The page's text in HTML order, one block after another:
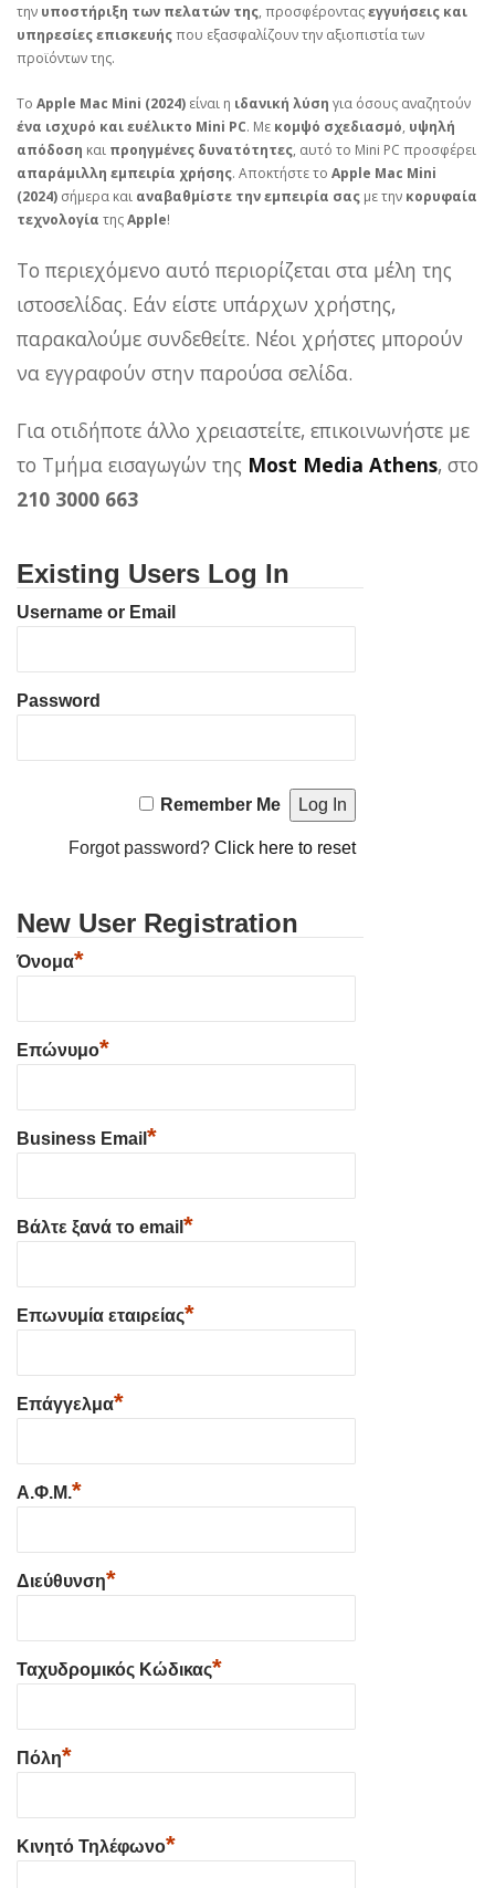
την υποστήριξη των πελατών της, προσφέρονταςεγγυήσεις και
υπηρεσίες επισκευήςπου εξασφαλίζουν την αξιοπιστία των
προϊόντων της.
Το Apple Mac Mini (2024) είναι η ιδανική λύση για όσους αναζητούν
ένα ισχυρό και ευέλικτο Mini PC. Με κομψό σχεδιασμό, υψηλή
απόδοση και προηγμένες δυνατότητες, αυτό το Mini PC προσφέρει
απαράμιλλη εμπειρία χρήσης. Αποκτήστε το Apple Mac Mini
(2024) σήμερα και αναβαθμίστε την εμπειρία σας με την κορυφαία
τεχνολογία τηςApple!
Το περιεχόμενο αυτό περιορίζεται στα μέλη της
ιστοσελίδας. Εάν είστε υπάρχων χρήστης,
παρακαλούμε συνδεθείτε. Νέοι χρήστες μπορούν
να εγγραφούν στην παρούσα σελίδα.
Για οτιδήποτε άλλο χρειαστείτε, επικοινωνήστε με
το Τμήμα εισαγωγών της Most Media Athens, στο
210 3000 663
Existing Users Log In
Username or Email
Password
Remember Me
Forgot password?Click here to reset
New User Registration
Όνομα*
Επώνυμο*
Business Email *
Βάλτε ξανά το email *
Επωνυμία εταιρείας*
Επάγγελμα*
Α.Φ.Μ.*
Διεύθυνση*
Ταχυδρομικός Κώδικας*
Πόλη*
Κινητό Τηλέφωνο*